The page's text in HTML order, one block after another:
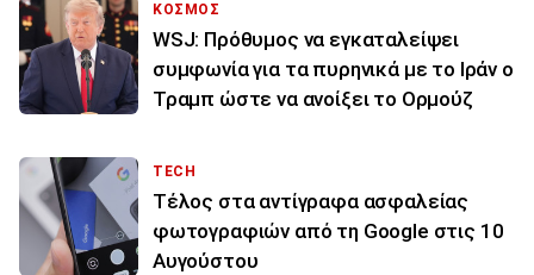
ΚΟΣΜΟΣ
WSJ: Πρόθυμος να εγκαταλείψει
συμφωνία για τα πυρηνικά με το Ιράν ο
Τραμπ ώστε να ανοίξει το Ορμούζ
TECH
Τέλος στα αντίγραφα ασφαλείας
φωτογραφιών από τη Google στις 10
Αυγούστου